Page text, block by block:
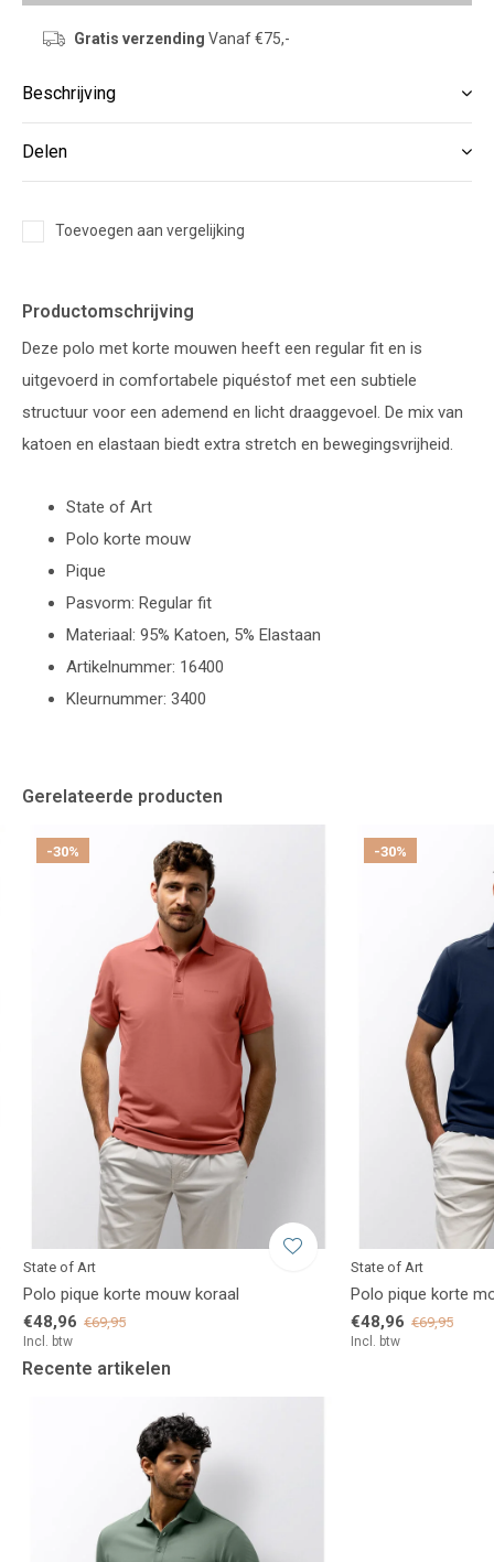
Gratis verzending Vanaf €75,-
Beschrijving
Delen
Toevoegen aan vergelijking
Productomschrijving
Deze polo met korte mouwen heeft een regular fit en is
uitgevoerd in comfortabele piquéstof met een subtiele
structuur voor een ademend en licht draaggevoel. De mix van
katoen en elastaan biedt extra stretch en bewegingsvrijheid.
State of Art
Polo korte mouw
Pique
Pasvorm: Regular fit
Materiaal: 95% Katoen, 5% Elastaan
Artikelnummer: 16400
Kleurnummer: 3400
Gerelateerde producten
-30%
State of Art
Polo pique korte mouw koraal
€48,96 €69,95
Incl. btw
-30%
State of Art
Polo pique korte
€48,96 €69,95
Incl. btw
Recente artikelen